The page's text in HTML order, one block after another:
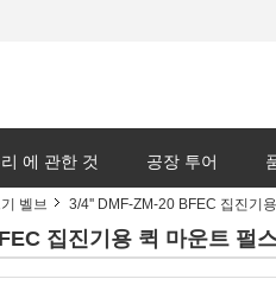
에 관한 것 공장 투어
벨브 3/4'' DMF-ZM-20 BFEC 집진기
집진기용 퀵 마운트 펄